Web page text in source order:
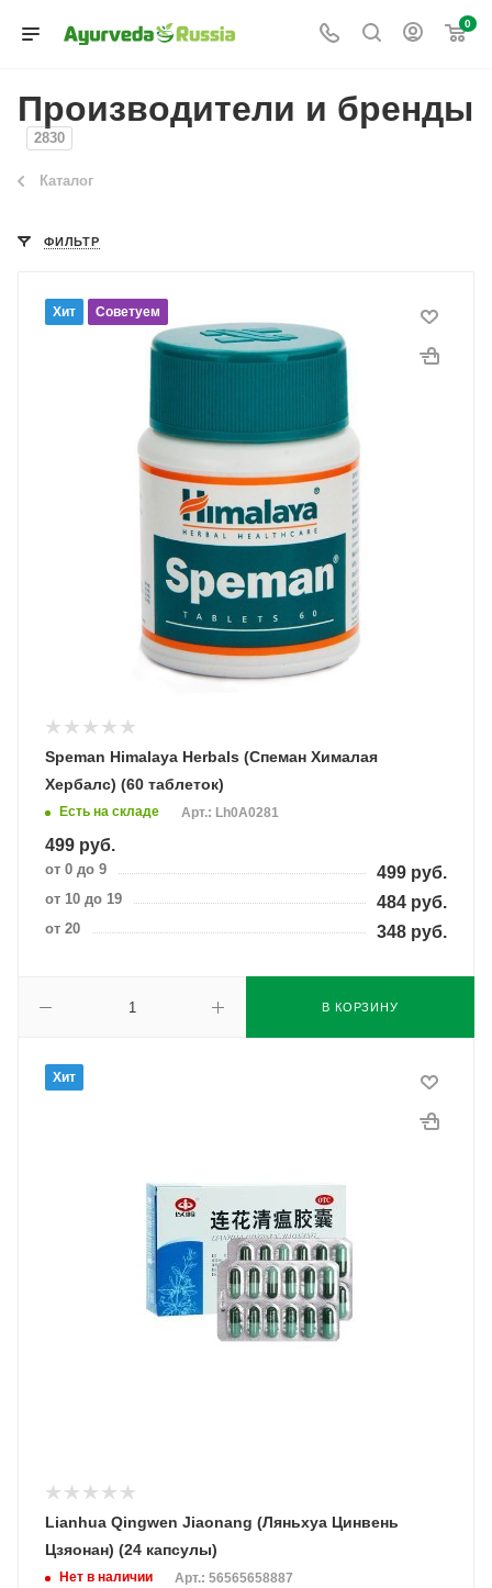
0
Производители и бренды
2830
Каталог
ФИЛЬТР
Хит Советуем
Speman Himalaya Herbals (Спеман Хималая
Хербалс) (60 таблеток)
Есть на складе Арт.: Lh0A0281
499 руб.
от 0 до 9 499 руб.
от 10 до 19 484 руб.
от 20 348 руб.
В КОРЗИНУ
Хит
Lianhua Qingwen Jiaonang (Ляньхуа Цинвень
Цзяонан) (24 капсулы)
Нет в наличии Арт.: 56565658887